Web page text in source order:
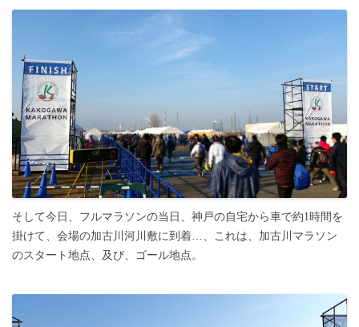
そして今日、フルマラソンの当日、神戸の自宅から車で約1時間を
掛けて、会場の加古川河川敷に到着…、これは、加古川マラソン
のスタート地点、及び、ゴール地点。